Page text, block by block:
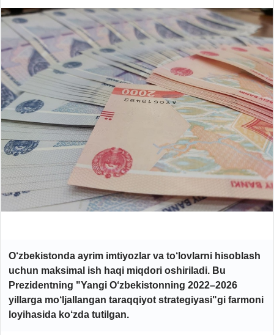
O‘zbekistonda ayrim imtiyozlar va to‘lovlarni hisoblash
uchun maksimal ish haqi miqdori oshiriladi. Bu
Prezidentning "Yangi O‘zbekistonning 2022–2026
yillarga mo‘ljallangan taraqqiyot strategiyasi"gi farmoni
loyihasida ko‘zda tutilgan.